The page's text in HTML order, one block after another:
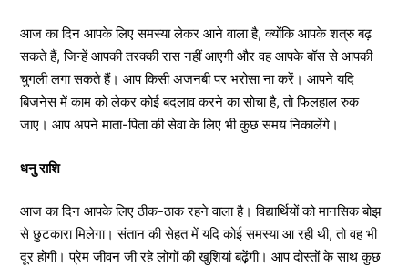
आज का दिन आपके लिए समस्या लेकर आने वाला है, क्योंकि आपके शत्रु बढ़
सकते हैं, जिन्हें आपकी तरक्की रास नहीं आएगी और वह आपके बॉस से आपकी
चुगली लगा सकते हैं। आप किसी अजनबी पर भरोसा ना करें। आपने यदि
बिजनेस में काम को लेकर कोई बदलाव करने का सोचा है, तो फिलहाल रुक
जाए। आप अपने माता-पिता की सेवा के लिए भी कुछ समय निकालेंगे।
धनु राशि
आज का दिन आपके लिए ठीक-ठाक रहने वाला है। विद्यार्थियों को मानसिक बोझ
से छुटकारा मिलेगा। संतान की सेहत में यदि कोई समस्या आ रही थी, तो वह भी
दूर होगी। प्रेम जीवन जी रहे लोगों की खुशियां बढ़ेंगी। आप दोस्तों के साथ कुछ